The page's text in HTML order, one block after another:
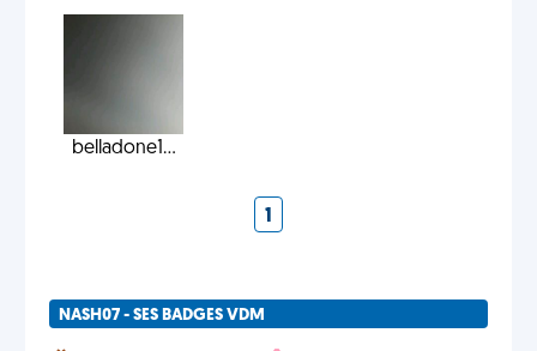
belladone1...
1
NASH07 - SES BADGES VDM